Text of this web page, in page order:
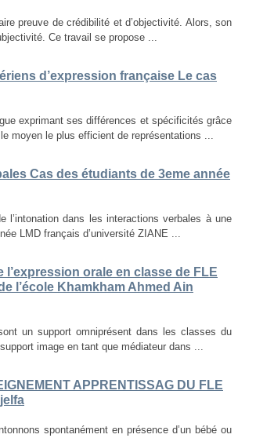
preuve de crédibilité et d’objectivité. Alors, son
Ce travail se propose ...
d’expression française Le cas
exprimant ses différences et spécificités grâce
moyen le plus efficient de représentations ...
Cas des étudiants de 3eme année
l’intonation dans les interactions verbales à une
LMD français d’université ZIANE ...
l’expression orale en classe de FLE
l’école Khamkham Ahmed Ain
un support omniprésent dans les classes du
image en tant que médiateur dans ...
APPRENTISSAG DU FLE
spontanément en présence d’un bébé ou